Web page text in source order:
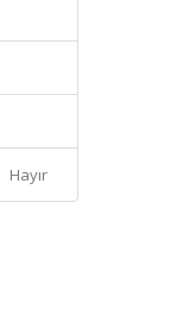
Hayır